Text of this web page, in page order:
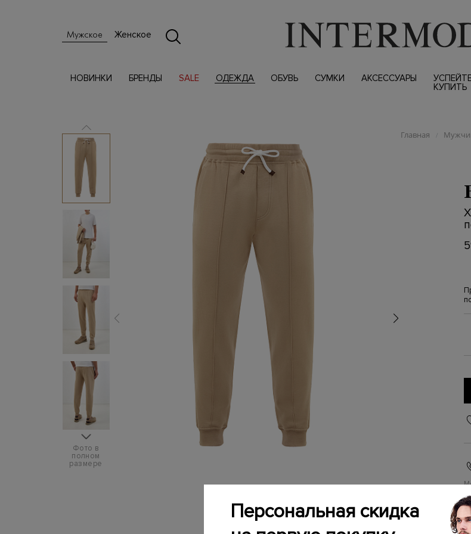
Мужское Женское
НОВИНКИ БРЕНДЫ SALE ОДЕЖДА ОБУВЬ СУМКИ АКСЕССУАРЫ
КУПИТЬ
Фото в
полном
размере
Главная /
Персональная скидка